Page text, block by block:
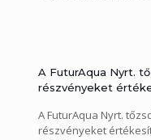
A FuturAqua Nyrt.
részvényeket
A FuturAqua Nyrt.
részvényeket